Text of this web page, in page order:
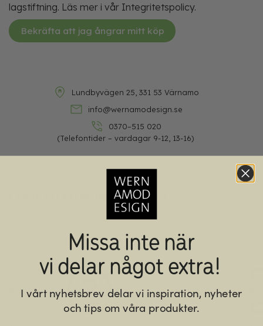
lagstiftning. Läs mer i vår Integritetspolicy.
Bekräfta att jag ångrar mitt köp
Lundbyvägen 25, 331 53 Värnamo
info@wernamodesign.se
0370–515 020
(Telefontider – vardagar 9-12, 13-16)
Letar du efter något annat?
Missa inte när
vi delar något extra!
I vårt nyhetsbrev delar vi inspiration, nyheter
och tips om våra produkter.